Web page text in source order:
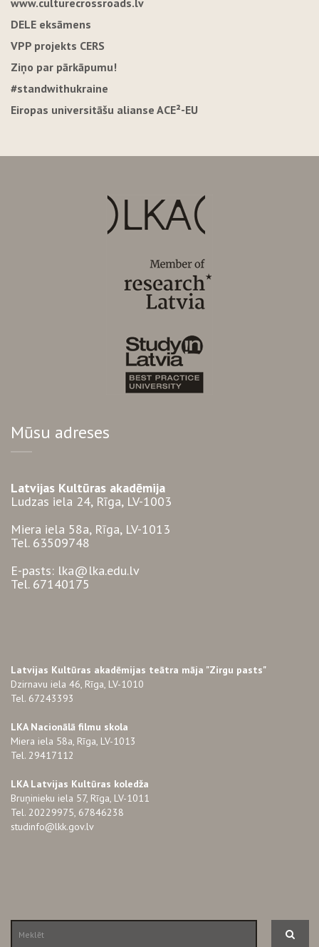
www.culturecrossroads.lv
DELE eksāmens
VPP projekts CERS
Ziņo par pārkāpumu!
#standwithukraine
Eiropas universitāšu alianse ACE²-EU
Mūsu adreses
Latvijas Kultūras akadēmija
Ludzas iela 24, Rīga, LV-1003
Miera iela 58a, Rīga, LV-1013
Tel. 63509748
E-pasts: lka@lka.edu.lv
Tel. 67140175
Latvijas Kultūras akadēmijas teātra māja "Zirgu pasts"
Dzirnavu iela 46, Rīga, LV-1010
Tel. 67243393
LKA Nacionālā filmu skola
Miera iela 58a, Rīga, LV-1013
Tel. 29417112
LKA Latvijas Kultūras koledža
Bruņinieku iela 57, Rīga, LV-1011
Tel. 20229975, 67846238
studinfo@lkk.gov.lv